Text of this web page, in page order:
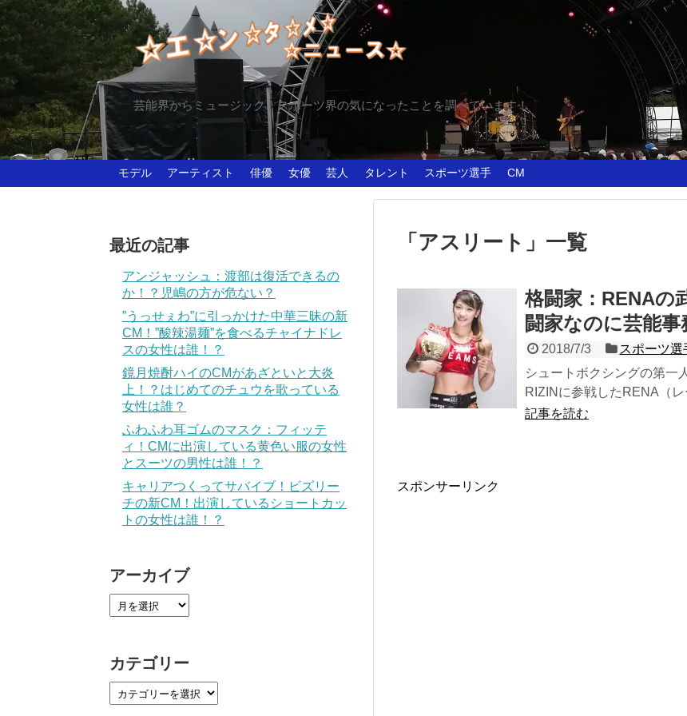
芸能界からミュージック、スポーツ界の気になったことを調べています！
モデル アーティスト 俳優 女優 芸人 タレント スポーツ選手 CM
「 アスリート 」 一覧
格闘家：RENAの
闘家なのに芸能事
2018/7/3
スポーツ選
シュートボクシングの第一
RIZINに参戦したRENA（
記事を読む
スポンサーリンク
最近の記事
アンジャッシュ：渡部は復活できるの
か！？児嶋の方が危ない？
”うっせぇわ”に引っかけた中華三昧の新
CM！”酸辣湯麺”を食べるチャイナドレ
スの女性は誰！？
鏡月焼酎ハイのCMがあざといと大炎
上！？はじめてのチュウを歌っている
女性は誰？
ふわふわ耳ゴムのマスク：フィッテ
ィ！CMに出演している黄色い服の女性
とスーツの男性は誰！？
キャリアつくってサバイブ！ビズリー
チの新CM！出演しているショートカッ
トの女性は誰！？
アーカイブ
カテゴリー